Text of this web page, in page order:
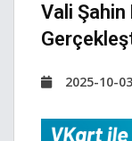
Vali
2025-10-